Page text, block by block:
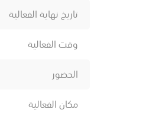
تاريخ نهاية الفعالية
وقت الفعالية
الحضور
مكان الفعالية